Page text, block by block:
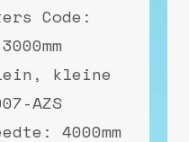
Code:
kleine
AZS
4000mm